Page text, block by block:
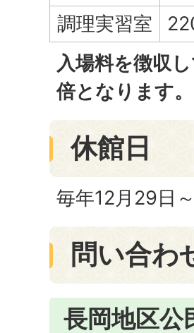
調理実習室
入場料を徴収
倍となります。
休館日
毎年12月29日
問い合わ
長岡地区公